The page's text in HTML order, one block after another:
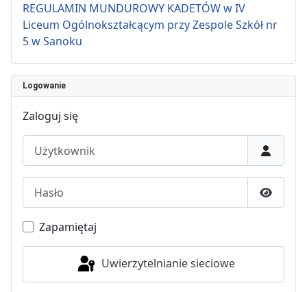
REGULAMIN MUNDUROWY KADETÓW w IV
Liceum Ogólnokształcącym przy Zespole Szkół nr
5 w Sanoku
Logowanie
Zaloguj się
Pokaż
Zapamiętaj
Uwierzytelnianie sieciowe